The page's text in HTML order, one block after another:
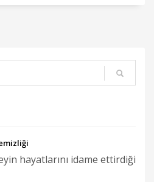
hayatlarını idame ettirdiği